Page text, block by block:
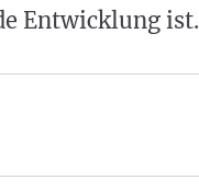
Entwicklung ist.